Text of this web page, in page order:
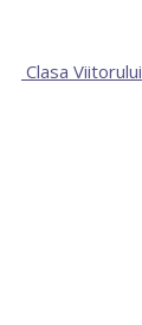
Clasa Viitorului